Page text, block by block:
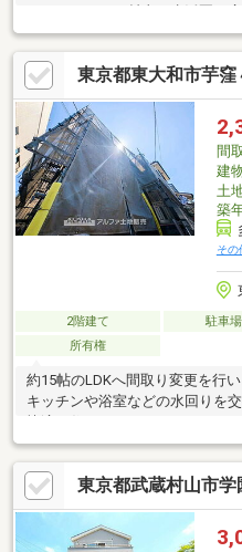
す。
東京都東大和市芋
間
建
土
築
その
2階建て 駐車
所有権
約15帖のLDKへ間取り変更を行
キッチンや浴室などの水回りを
東京都武蔵村山市